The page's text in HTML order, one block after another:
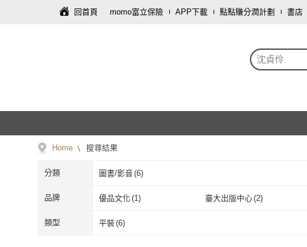
回首頁 momo富立保險 APP下載 點點賺分潤計劃 書店
沈貞伶
Home 搜尋結果
分類 圖書/影音(6)
品牌 優品文化(1) 臺大出版中心(2)
優品文化
類型 平裝(6)